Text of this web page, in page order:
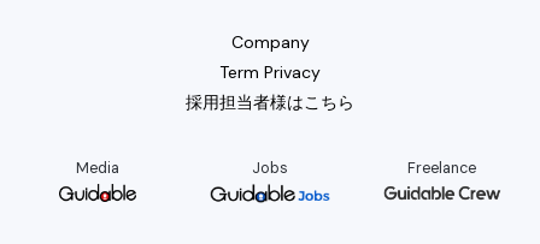
Company
Term Privacy
採用担当者様はこちら
Media Jobs Freelance